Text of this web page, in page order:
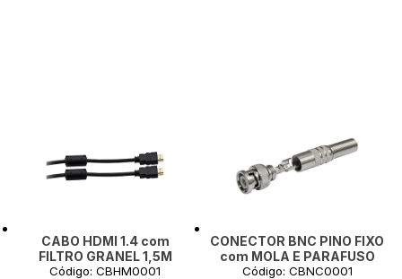
CABO HDMI 1.4 com
FILTRO GRANEL 1,5M
Código: CBHM0001
CONECTOR BNC PINO FIXO
com MOLA E PARAFUSO
Código: CBNC0001